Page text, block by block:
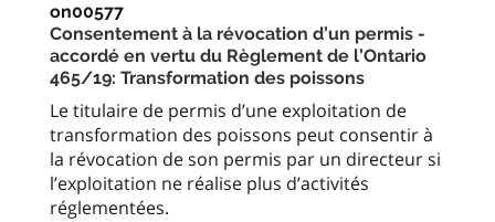
on00577
Consentement à la révocation d’un permis -
accordé en vertu du Règlement de l’Ontario
465/19: Transformation des poissons
Le titulaire de permis d’une exploitation de
transformation des poissons peut consentir à
la révocation de son permis par un directeur si
l’exploitation ne réalise plus d’activités
réglementées.